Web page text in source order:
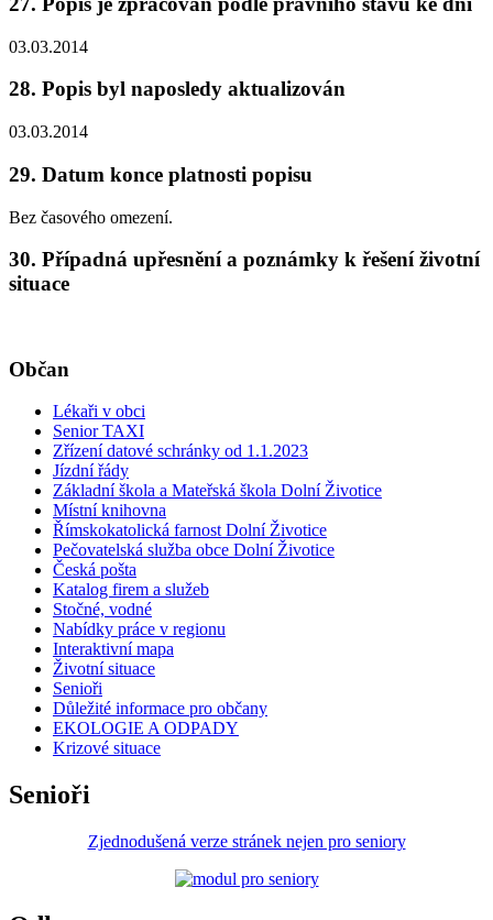
03.03.2014
28. Popis byl naposledy aktualizován
03.03.2014
29. Datum konce platnosti popisu
Bez časového omezení.
30. Případná upřesnění a poznámky k řešení životní
situace
Občan
Lékaři v obci
Senior TAXI
Zřízení datové schránky od 1.1.2023
Jízdní řády
Základní škola a Mateřská škola Dolní Životice
Místní knihovna
Římskokatolická farnost Dolní Životice
Pečovatelská služba obce Dolní Životice
Česká pošta
Katalog firem a služeb
Stočné, vodné
Nabídky práce v regionu
Interaktivní mapa
Životní situace
Senioři
Důležité informace pro občany
EKOLOGIE A ODPADY
Krizové situace
Senioři
Zjednodušená verze stránek nejen pro seniory